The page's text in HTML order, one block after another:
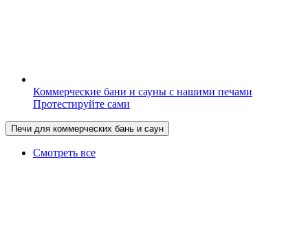
Коммерческие бани и сауны с нашими печами
Протестируйте сами
Печи для коммерческих бань и саун
Смотреть все